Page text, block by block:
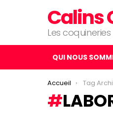
Calins
Les
QUI NOUS
You are here:
Accueil Tag